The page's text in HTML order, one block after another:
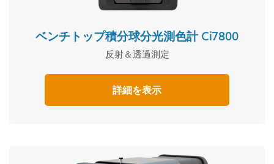
ベンチトップ積分球分光測色計 Ci7800
反射＆透過測定
詳細を表示